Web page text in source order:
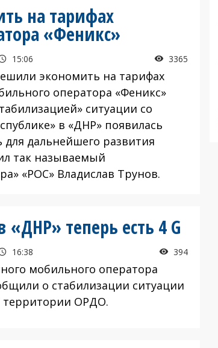
на тарифах
«Феникс»
15:06 3365
экономить на тарифах
оператора «Феникс»
ситуации со
в «ДНР» появилась
для дальнейшего развития
так называемый
«РОС» Владислав Трунов.
теперь есть 4 G
16:38 394
мобильного оператора
о стабилизации ситуации
территории ОРДО.